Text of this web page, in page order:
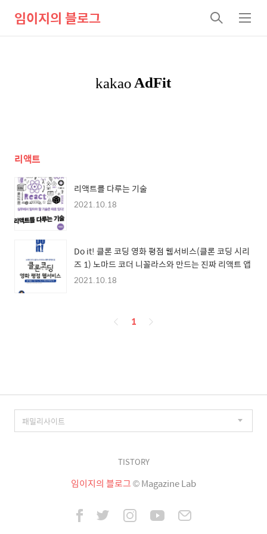
임이지의 블로그
검
색
메
뉴
리액트
리액트를 다루는 기술
2021.10.18
Do it! 클론 코딩 영화 평점 웹서비스(클론 코딩 시리
즈 1) 노마드 코더 니꼴라스와 만드는 진짜 리액트 앱
2021.10.18
페
1
TISTORY
임이지의 블로그© Magazine Lab